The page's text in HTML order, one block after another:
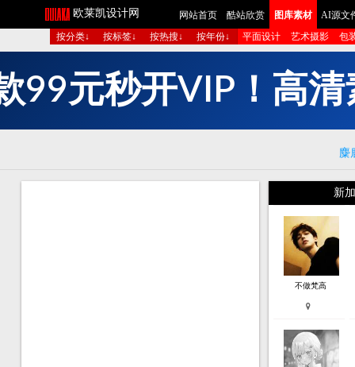
欧莱凯设计网 网站首页 酷站欣赏 图库素材
AI源文
按分类↓
按标签↓ 按热搜↓ 按年份↓ 平面设计 艺术摄影 包
多 组 图 生 成 短
麋
新
不做梵高